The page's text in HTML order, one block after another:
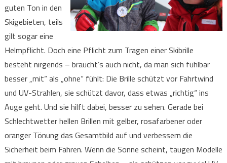
guten Ton in den
Skigebieten, teils
gilt sogar eine
Helmpflicht. Doch eine Pflicht zum Tragen einer Skibrille
besteht nirgends – braucht’s auch nicht, da man sich fühlbar
besser „mit“ als „ohne“ fühlt: Die Brille schützt vor Fahrtwind
und UV-Strahlen, sie schützt davor, dass etwas „richtig“ ins
Auge geht. Und sie hilft dabei, besser zu sehen. Gerade bei
Schlechtwetter hellen Brillen mit gelber, rosafarbener oder
oranger Tönung das Gesamtbild auf und verbessern die
Sicherheit beim Fahren. Wenn die Sonne scheint, taugen Modelle